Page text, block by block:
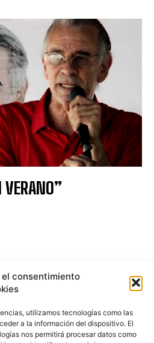
consentimiento
utilizamos tecnologías como las
a la información del dispositivo. El
nos permitirá procesar datos como
VERANO”